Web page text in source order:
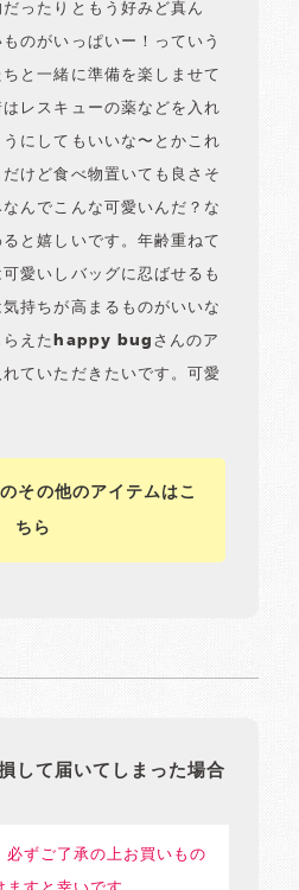
ったりともう好みど真ん
のがいっぱいー！っていう
と一緒に準備を楽しませて
レスキューの薬などを入れ
にしてもいいな〜とかこれ
けど食べ物置いても良さそ
んでこんな可愛いんだ？な
と嬉しいです。年齢重ねて
愛いしバッグに忍ばせるも
持ちが高まるものがいいな
らえたhappy bugさんのア
ていただきたいです。可愛
その他のアイテムはこ
ちら
して届いてしまった場合
ずご了承の上お買いもの